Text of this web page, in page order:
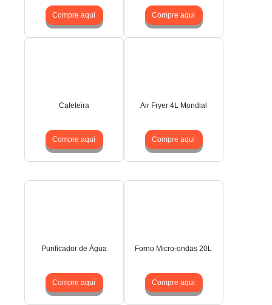
Compre aqui Compre aqui
Cafeteira
Compre aqui
Air Fryer 4L Mondial
Compre aqui
Purificador de Água
Compre aqui
Forno Micro-ondas 20L
Compre aqui